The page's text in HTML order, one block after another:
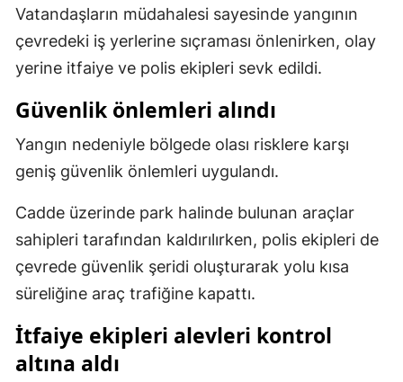
Malatya
Manisa
Kahramanmaraş
Mardin
Muğla
Muş
Nevşehir
Niğde
Vatandaşların müdahalesi sayesinde yangının
çevredeki iş yerlerine sıçraması önlenirken, olay
yerine itfaiye ve polis ekipleri sevk edildi.
Güvenlik önlemleri alındı
Yangın nedeniyle bölgede olası risklere karşı
geniş güvenlik önlemleri uygulandı.
Cadde üzerinde park halinde bulunan araçlar
sahipleri tarafından kaldırılırken, polis ekipleri de
çevrede güvenlik şeridi oluşturarak yolu kısa
süreliğine araç trafiğine kapattı.
İtfaiye ekipleri alevleri kontrol
altına aldı